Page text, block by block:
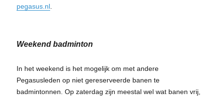
pegasus.nl
Weekend badminton
In het weekend is het mogelijk om met andere
Pegasusleden op niet gereserveerde banen te
badmintonnen. Op zaterdag zijn meestal wel wat banen vrij,